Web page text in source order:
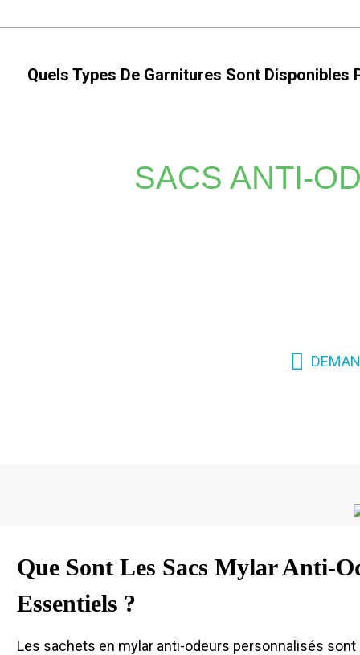
Quels Types De Garnitures Sont
SACS ANTI-
Que Sont Les Sacs Mylar Anti-
Essentiels ?
Les sachets en mylar anti-odeurs personnalisés